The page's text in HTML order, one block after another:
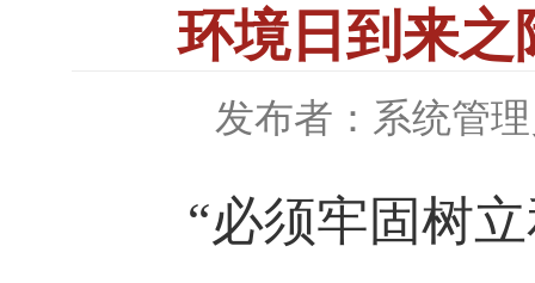
环境日到来之
发布者：系统管
“必须牢固树